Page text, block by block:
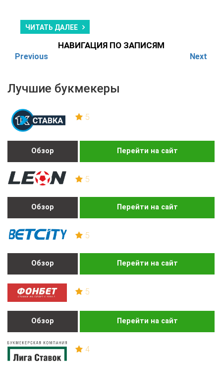
Лучшие букмекеры
5
Обзор Перейти на сайт
5
Обзор Перейти на сайт
5
Обзор Перейти на сайт
5
Обзор Перейти на сайт
4
ЧИТАТЬ ДАЛЕЕ
НАВИГАЦИЯ ПО ЗАПИСЯМ
Previous Next